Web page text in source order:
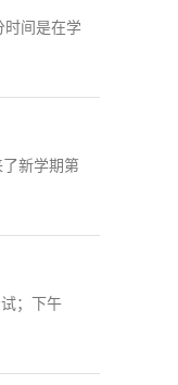
间是在学
新学期第
；下午